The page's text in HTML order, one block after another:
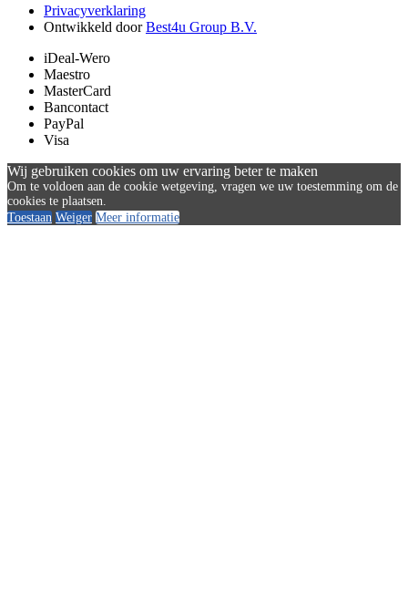
Privacyverklaring
Ontwikkeld doorBest4u Group B.V.
iDeal-Wero
Maestro
MasterCard
Bancontact
PayPal
Visa
Wij gebruiken cookies om uw ervaring beter te maken
Om te voldoen aan de cookie wetgeving, vragen we uw toestemming om de
cookies te plaatsen.
Toestaan Weiger Meer informatie